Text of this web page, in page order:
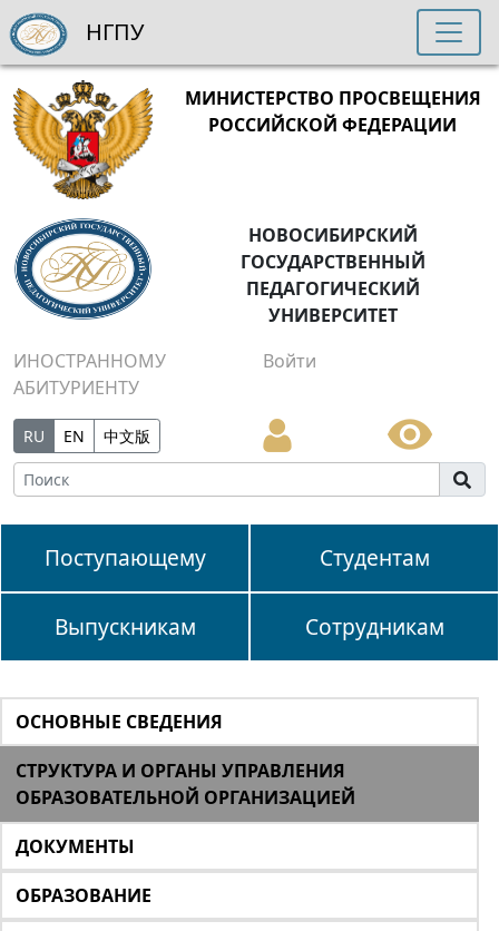
МИНИСТЕРСТВО ПРОСВЕЩЕНИЯ
РОССИЙСКОЙ ФЕДЕРАЦИИ
НОВОСИБИРСКИЙ
ГОСУДАРСТВЕННЫЙ
ПЕДАГОГИЧЕСКИЙ
УНИВЕРСИТЕТ
ИНОСТРАННОМУ
АБИТУРИЕНТУ
Войти
RU EN 中文版
Поступающему Студентам
Выпускникам Сотрудникам
НГПУ
ОСНОВНЫЕ СВЕДЕНИЯ
СТРУКТУРА И ОРГАНЫ УПРАВЛЕНИЯ
ОБРАЗОВАТЕЛЬНОЙ ОРГАНИЗАЦИЕЙ
ДОКУМЕНТЫ
ОБРАЗОВАНИЕ